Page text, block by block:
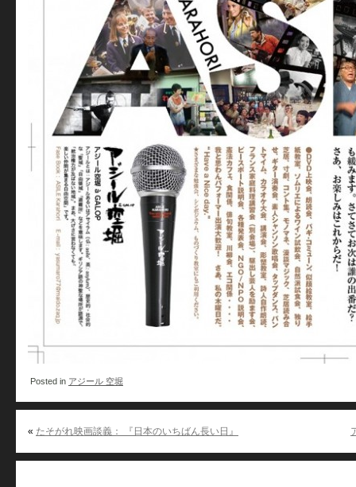
Posted in アジール 空堀
« たそがれ映画談義： 『日本のいちばん長い日』